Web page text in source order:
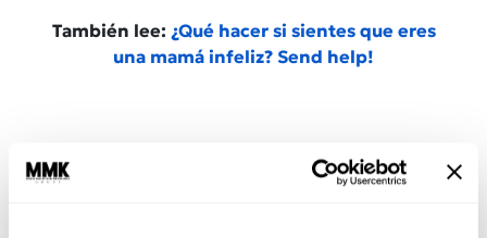
También lee: ¿Qué hacer si sientes que eres
una mamá infeliz? Send help!